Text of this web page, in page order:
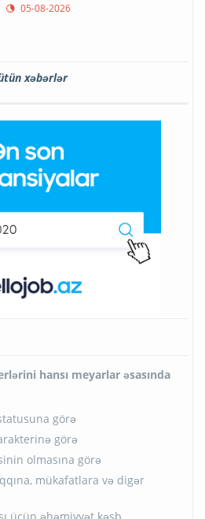
05-08-2026
xəbərlər
hansı meyarlar əsasında
görə
görə
olmasına görə
mükafatlara və digər